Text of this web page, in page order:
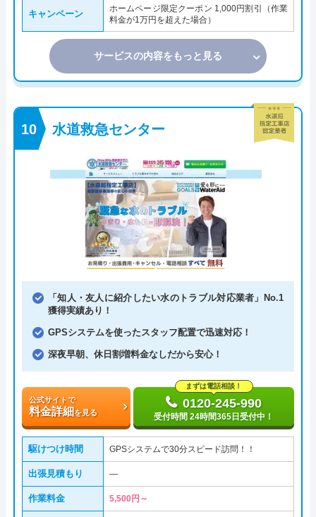
キャンペーン
ホームページ限定クーポン 1,000円割引（作業
料金が1万円を超えた場合）
サービスの内容をもっと見る
水道救急センター
「知人・友人に紹介したい水のトラブル対応業者」No.1
獲得実績あり！
GPSシステムを使ったスタッフ配置で迅速対応！
深夜早朝、休日割増料金なしだから安心！
公式サイトで
料金詳細を見る
まずは電話相談！
0120-245-990
受付時間 24時間365日受付中！
駆けつけ時間 GPSシステムで30分スピード訪問！！
出張見積もり ―
作業料金 5,500円～